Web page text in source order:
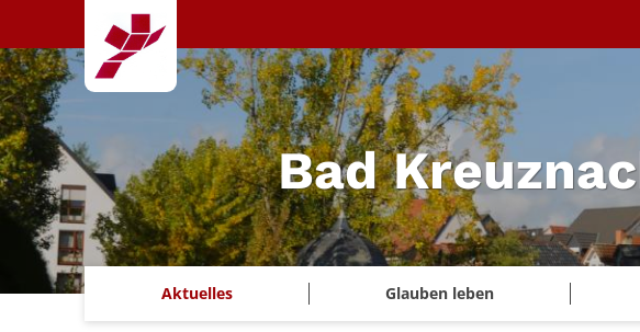
Zum Inhalt springen
Bad
Aktuelles Glauben leben